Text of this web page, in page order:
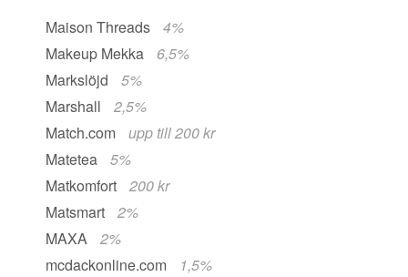
Maison Threads
4%
Makeup Mekka
6,5%
Markslöjd
5%
Marshall
2,5%
Match.com
upp till 200 kr
Matetea
5%
Matkomfort
200 kr
Matsmart
2%
MAXA
2%
mcdackonline.com
1,5%